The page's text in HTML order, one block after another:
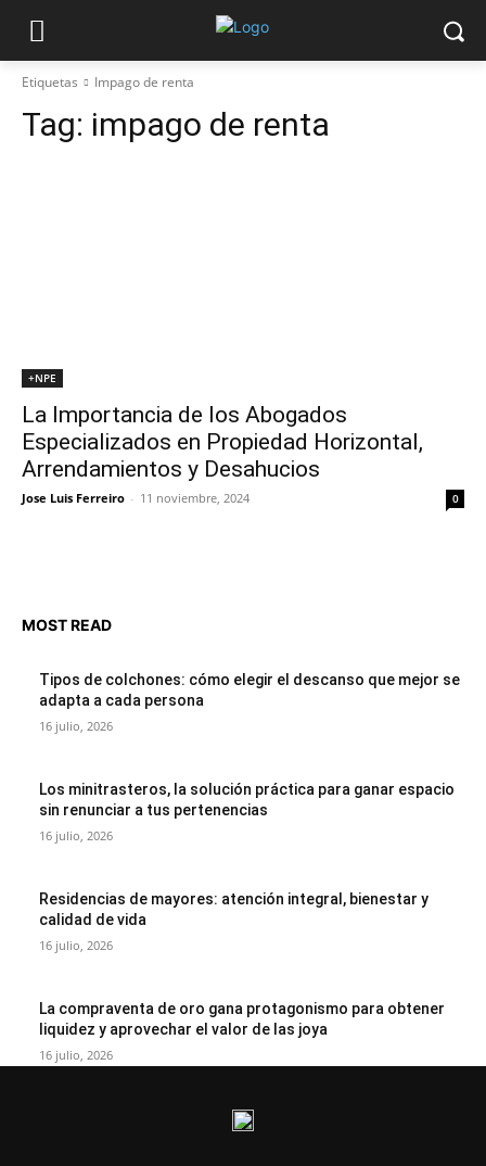
Etiquetas Impago de renta
Tag: impago de renta
+NPE
La Importancia de los Abogados
Especializados en Propiedad Horizontal,
Arrendamientos y Desahucios
Jose Luis Ferreiro - 11 noviembre, 2024 0
MOST READ
Tipos de colchones: cómo elegir el descanso que mejor se
adapta a cada persona
16 julio, 2026
Los minitrasteros, la solución práctica para ganar espacio
sin renunciar a tus pertenencias
16 julio, 2026
Residencias de mayores: atención integral, bienestar y
calidad de vida
16 julio, 2026
La compraventa de oro gana protagonismo para obtener
liquidez y aprovechar el valor de las joya
16 julio, 2026